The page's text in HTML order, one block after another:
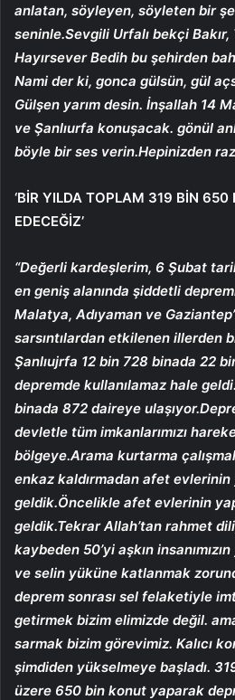
anlatan, söyleyen, söyleten bir
seninle.Sevgili Urfalı bekçi
Hayırsever Bedih bu şehirden
Nami der ki, gonca gülsün, gül
Gülşen yarım desin. İnşallah 14
ve Şanlıurfa konuşacak. gönül
böyle bir ses verin.Hepinizden
‘BİR YILDA TOPLAM 319 BİN 650
EDECEĞİZ’
“Değerli kardeşlerim, 6 Şubat
en geniş alanında şiddetli
Malatya, Adıyaman ve
sarsıntılardan etkilenen illerden
Şanlıujrfa 12 bin 728 binada 22
depremde kullanılamaz hale
binada 872 daireye
devletle tüm imkanlarımızı
bölgeye.Arama kurtarma
enkaz kaldırmadan afet evlerinin
geldik.Öncelikle afet evlerinin
geldik.Tekrar Allah’tan rahmet
kaybeden 50’yi aşkın
ve selin yüküne katlanmak
deprem sonrası sel felaketiyle
getirmek bizim elimizde değil.
sarmak bizim görevimiz. Kalıcı
şimdiden yükselmeye başladı.
üzere 650 bin konut yaparak